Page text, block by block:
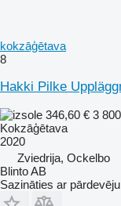
kokzāģētava
8
Hakki Pilke
346,60 € 3
Kokzāģētava
2020
Zviedrija, Ockelbo
Blinto AB
Sazināties ar pārdevēju